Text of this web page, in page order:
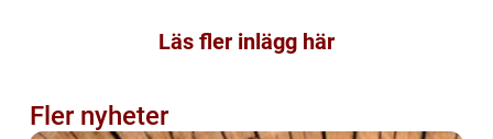
Läs fler inlägg här
Fler nyheter